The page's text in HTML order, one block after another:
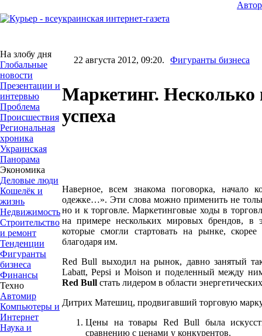
На злобу дня
Глобальные
новости
Презентации и
интервью
Проблема
Происшествия
Региональная
хроника
Украинская
Панорама
Экономика
Деловые люди
Кошелёк и
жизнь
Недвижимость
Строительство
и ремонт
Тенденции
Фигуранты
бизнеса
Финансы
Техно
Автомир
Компьютеры и
Интернет
Наука и
22 августа 2012, 09:20. Фигуранты бизнеса
Маркетинг. Несколько
успеха
Наверное, всем знакома поговорка, начало
одежке…». Эти слова можно применить не
но и к торговле. Маркетинговые ходы в
на примере нескольких мировых брендов, в
которые смогли стартовать на рынке, скорее
благодаря им.
Red Bull выходил на рынок, давно занятый
Labatt, Pepsi и Moison и поделенный между
Red Bull стать лидером в области
Дитрих Матешиц, продвигавший торговую
Цены на товары Red Bull была
сравнению с ценами у конкурентов.